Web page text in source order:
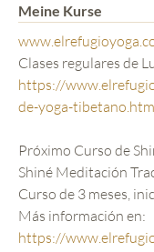
Meine Kurse
Clases regulares de
https://
de-yoga-
Próximo Curso de
Shiné Meditación
Curso de 3 meses,
Más información en:
https://